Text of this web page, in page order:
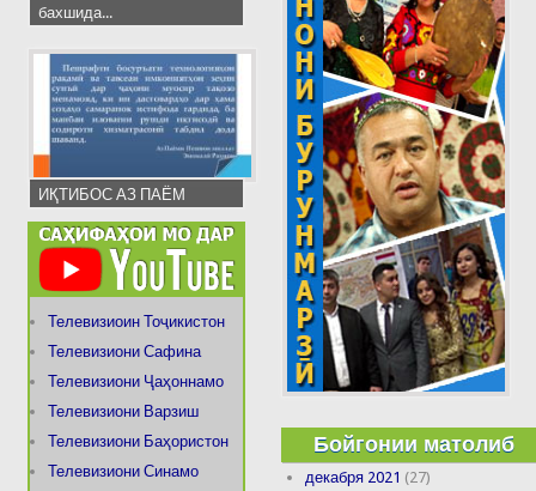
бахшида...
ИҚТИБОС АЗ ПАЁМ
Телевизиоин Тоҷикистон
Телевизиони Сафина
Телевизиони Ҷаҳоннамо
Телевизиони Варзиш
Телевизиони Баҳористон
Телевизиони Синамо
Бойгонии матолиб
декабря 2021 (27)